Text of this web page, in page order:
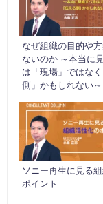
なぜ組織の目的や
ないのか ～本当に
は「現場」ではな
側」かもしれない～
ソニー再生に見る
ポイント